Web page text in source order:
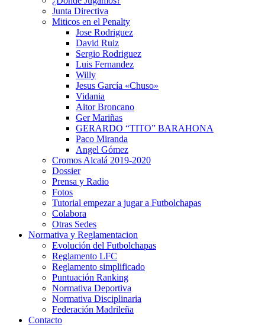
Junta Directiva
Miticos en el Penalty
Jose Rodriguez
David Ruiz
Sergio Rodriguez
Luis Fernandez
Willy
Jesus García «Chuso»
Vidania
Aitor Broncano
Ger Mariñas
GERARDO “TITO” BARAHONA
Paco Miranda
Angel Gómez
Cromos Alcalá 2019-2020
Dossier
Prensa y Radio
Fotos
Tutorial empezar a jugar a Futbolchapas
Colabora
Otras Sedes
Normativa y Reglamentacion
Evolución del Futbolchapas
Reglamento LFC
Reglamento simplificado
Puntuación Ranking
Normativa Deportiva
Normativa Disciplinaria
Federación Madrileña
Contacto